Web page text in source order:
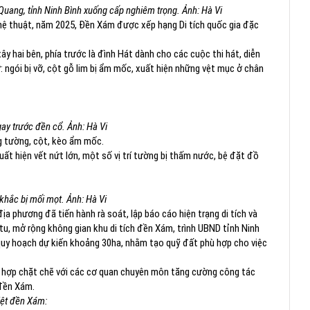
tỉnh Ninh Bình xuống cấp nghiêm trọng. Ảnh: Hà Vi
thuật, năm 2025, Đền Xám được xếp hạng Di tích quốc gia đặc
hai bên, phía trước là đình Hát dành cho các cuộc thi hát, diễn
bị vỡ, cột gỗ lim bị ẩm mốc, xuất hiện những vệt mục ở chân
trước đền cổ. Ảnh: Hà Vi
tường, cột, kèo ẩm mốc.
hiện vết nứt lớn, một số vị trí tường bị thấm nước, bệ đặt đồ
bị mối mọt. Ảnh: Hà Vi
phương đã tiến hành rà soát, lập báo cáo hiện trạng di tích và
mở rộng không gian khu di tích đền Xám, trình UBND tỉnh Ninh
hoạch dự kiến khoảng 30ha, nhằm tạo quỹ đất phù hợp cho việc
chặt chẽ với các cơ quan chuyên môn tăng cường công tác
Xám.
đền Xám: